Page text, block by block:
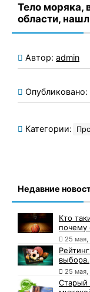
Тело моряка,
области,
Автор: admin
Опубликовано:
Категории:
Недавние
Кто
почему
25 мая,
выбора.
25 мая,
Старый